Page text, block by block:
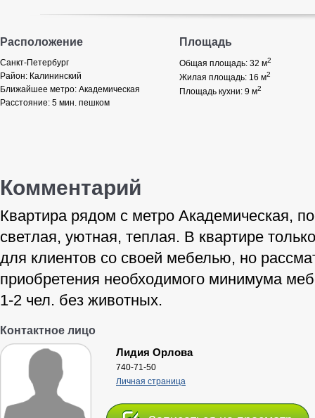
Расположение
Санкт-Петербург
Район: Калининский
Ближайшее метро: Академическая
Расстояние: 5 мин. пешком
Площадь
Общая площадь: 32 м2
Жилая площадь: 16 м2
Площадь кухни: 9 м2
Комментарий
Квартира рядом с метро Академическая,
светлая, уютная, теплая. В квартире
для клиентов со своей мебелью, но
приобретения необходимого минимума
1-2 чел. без животных.
Контактное лицо
Лидия Орлова
740-71-50
Личная страница